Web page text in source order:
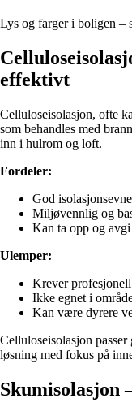
Lys og farger i boligen –
effektivt
Celluloseisolasjon, ofte
som behandles med
inn i hulrom og loft.
Fordeler:
God
Miljøvennlig og
Kan ta opp og
Ulemper:
Krever
Ikke egnet i
Kan være dyrere
Celluloseisolasjon
løsning med fokus på
Skumisolasjon